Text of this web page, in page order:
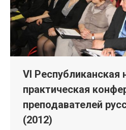
VI Республиканская
практическая
преподавателей
(2012)